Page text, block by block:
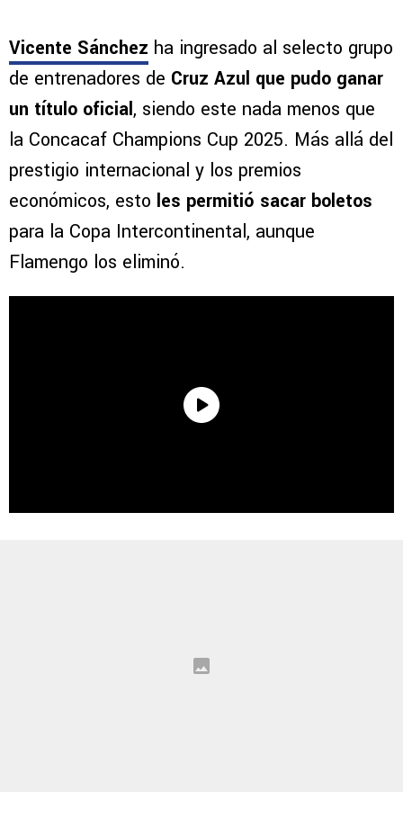
Vicente Sánchez ha ingresado al selecto grupo
de entrenadores de Cruz Azul que pudo ganar
un título oficial, siendo este nada menos que
la Concacaf Champions Cup 2025. Más allá del
prestigio internacional y los premios
económicos, esto les permitió sacar boletos
para la Copa Intercontinental, aunque
Flamengo los eliminó.